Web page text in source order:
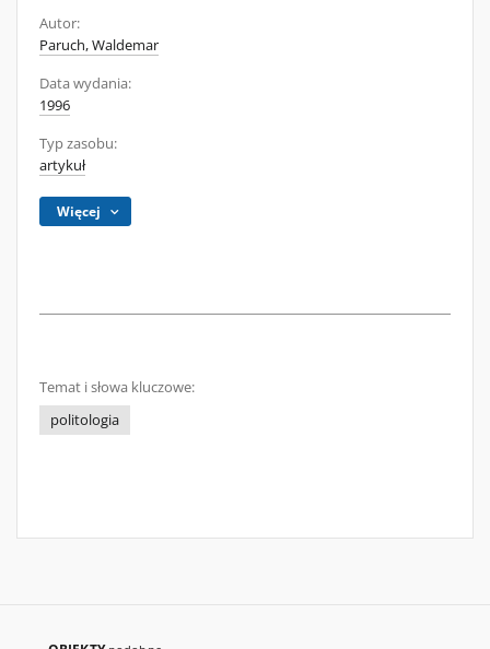
Autor:
Paruch, Waldemar
Data wydania:
1996
Typ zasobu:
artykuł
Więcej
Temat i słowa kluczowe:
politologia